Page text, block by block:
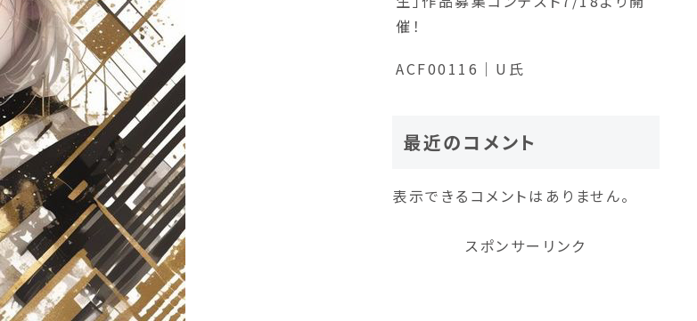
催！
ACF00116｜U氏
最近のコメント
表示できるコメントはありません。
スポンサーリンク